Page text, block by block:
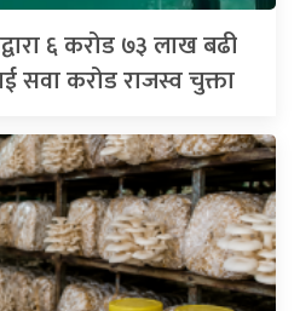
६ करोड ७३ लाख बढी
सवा करोड राजस्व चुक्ता